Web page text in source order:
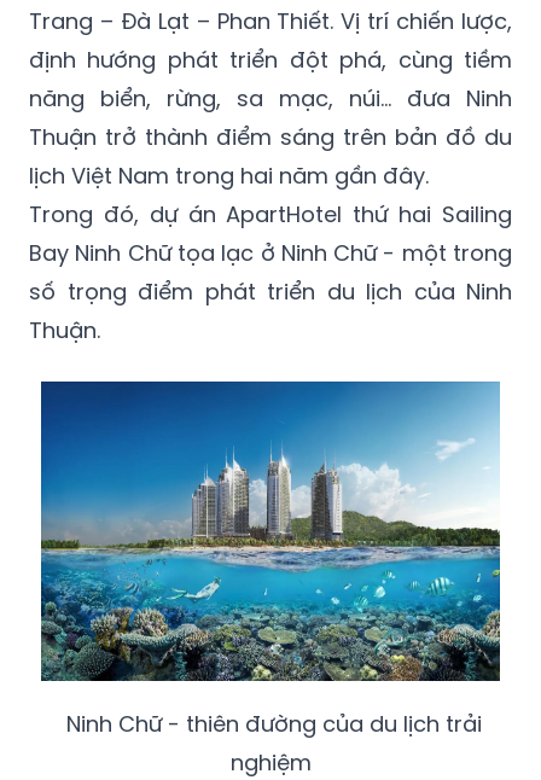
Trang – Đà Lạt – Phan Thiết. Vị trí chiến lược,
định hướng phát triển đột phá, cùng tiềm
năng biển, rừng, sa mạc, núi... đưa Ninh
Thuận trở thành điểm sáng trên bản đồ du
lịch Việt Nam trong hai năm gần đây.
Trong đó, dự án ApartHotel thứ hai Sailing
Bay Ninh Chữ tọa lạc ở Ninh Chữ - một trong
số trọng điểm phát triển du lịch của Ninh
Thuận.
Ninh Chữ - thiên đường của du lịch trải
nghiệm